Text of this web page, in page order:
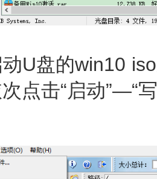
U盘的win10
点击“启动”—“